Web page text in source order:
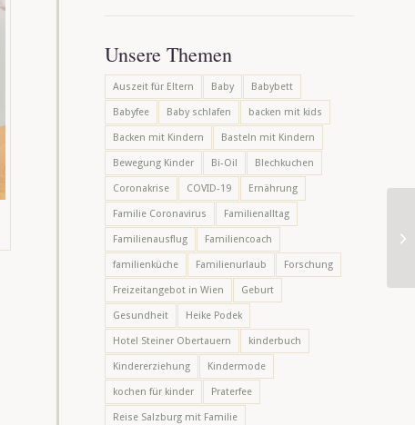
Unsere Themen
Auszeit für Eltern Baby Babybett
Babyfee Baby schlafen backen mit kids
Backen mit Kindern Basteln mit Kindern
Bewegung Kinder Bi-Oil Blechkuchen
Coronakrise COVID-19 Ernährung
Familie Coronavirus Familienalltag
Familienausflug Familiencoach
familienküche Familienurlaub Forschung
Freizeitangebot in Wien Geburt
Gesundheit Heike Podek
Hotel Steiner Obertauern kinderbuch
Kindererziehung Kindermode
kochen für kinder Praterfee
Reise Salzburg mit Familie